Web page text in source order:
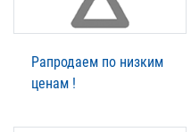
Рапродаем по низким
ценам !